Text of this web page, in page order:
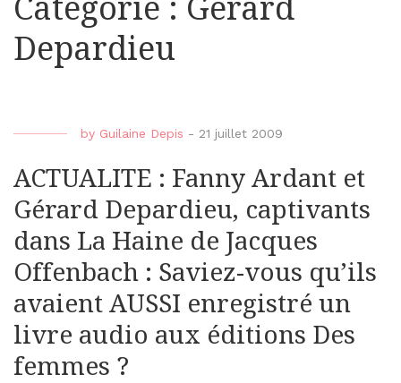
Catégorie : Gérard
Depardieu
by Guilaine Depis - 21 juillet 2009
ACTUALITE : Fanny Ardant et
Gérard Depardieu, captivants
dans La Haine de Jacques
Offenbach : Saviez-vous qu’ils
avaient AUSSI enregistré un
livre audio aux éditions Des
femmes ?